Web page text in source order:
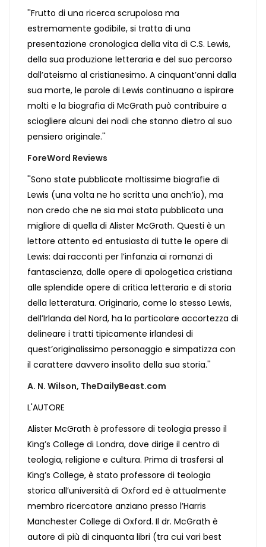
''Frutto di una ricerca scrupolosa ma
estremamente godibile, si tratta di una
presentazione cronologica della vita di C.S. Lewis,
della sua produzione letteraria e del suo percorso
dall’ateismo al cristianesimo. A cinquant’anni dalla
sua morte, le parole di Lewis continuano a ispirare
molti e la biografia di McGrath può contribuire a
sciogliere alcuni dei nodi che stanno dietro al suo
pensiero originale.''
ForeWord Reviews
''Sono state pubblicate moltissime biografie di
Lewis (una volta ne ho scritta una anch’io), ma
non credo che ne sia mai stata pubblicata una
migliore di quella di Alister McGrath. Questi è un
lettore attento ed entusiasta di tutte le opere di
Lewis: dai racconti per l’infanzia ai romanzi di
fantascienza, dalle opere di apologetica cristiana
alle splendide opere di critica letteraria e di storia
della letteratura. Originario, come lo stesso Lewis,
dell’Irlanda del Nord, ha la particolare accortezza di
delineare i tratti tipicamente irlandesi di
quest’originalissimo personaggio e simpatizza con
il carattere davvero insolito della sua storia.''
A. N. Wilson, TheDailyBeast.com
L'AUTORE
Alister McGrath è professore di teologia presso il
King’s College di Londra, dove dirige il centro di
teologia, religione e cultura. Prima di trasfersi al
King’s College, è stato professore di teologia
storica all’università di Oxford ed è attualmente
membro ricercatore anziano presso l’Harris
Manchester College di Oxford. Il dr. McGrath è
autore di più di cinquanta libri (tra cui vari best